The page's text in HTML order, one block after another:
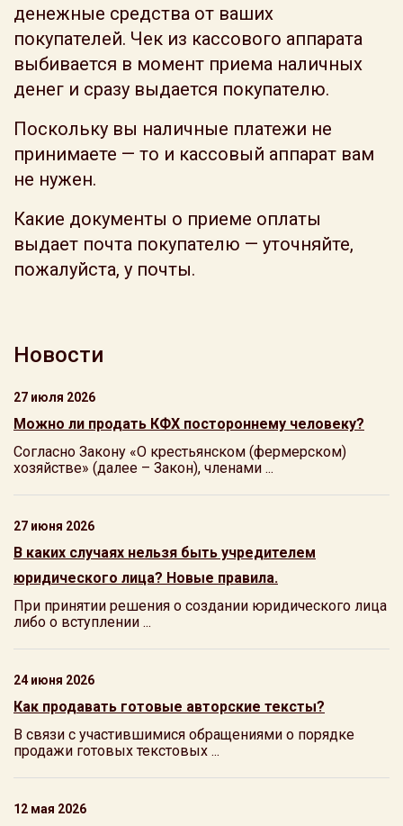
денежные средства от ваших
покупателей. Чек из кассового аппарата
выбивается в момент приема наличных
денег и сразу выдается покупателю.
Поскольку вы наличные платежи не
принимаете — то и кассовый аппарат вам
не нужен.
Какие документы о приеме оплаты
выдает почта покупателю — уточняйте,
пожалуйста, у почты.
Новости
27 июля 2026
Можно ли продать КФХ постороннему человеку?
Согласно Закону «О крестьянском (фермерском)
хозяйстве» (далее – Закон), членами ...
27 июня 2026
В каких случаях нельзя быть учредителем
юридического лица? Новые правила.
При принятии решения о создании юридического лица
либо о вступлении ...
24 июня 2026
Как продавать готовые авторские тексты?
В связи с участившимися обращениями о порядке
продажи готовых текстовых ...
12 мая 2026